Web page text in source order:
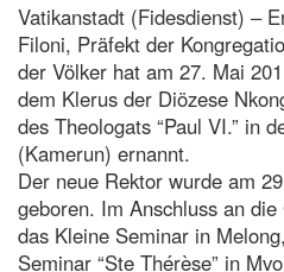
Vatikanstadt (Fidesdienst) –
Filoni, Präfekt der
der Völker hat am 27. Mai
dem Klerus der Diözese
des Theologats “Paul VI.” in
(Kamerun) ernannt.
Der neue Rektor wurde am
geboren. Im Anschluss an
das Kleine Seminar in
Seminar “Ste Thérèse” in